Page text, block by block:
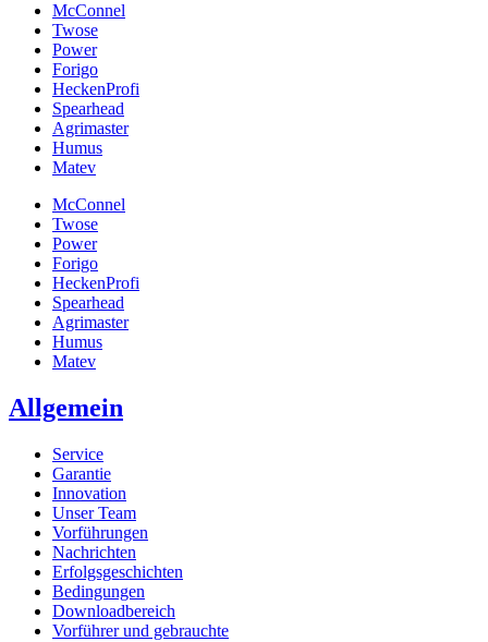
McConnel
Twose
Power
Forigo
HeckenProfi
Spearhead
Agrimaster
Humus
Matev
McConnel
Twose
Power
Forigo
HeckenProfi
Spearhead
Agrimaster
Humus
Matev
Allgemein
Service
Garantie
Innovation
Unser Team
Vorführungen
Nachrichten
Erfolgsgeschichten
Bedingungen
Downloadbereich
Vorführer und gebrauchte